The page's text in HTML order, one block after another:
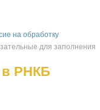
на обработку
для заполнения
в РНКБ